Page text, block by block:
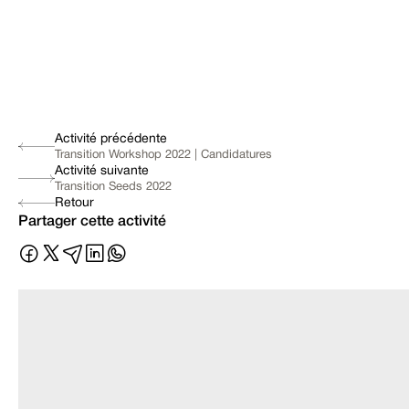
Activité précédente
Transition Workshop 2022 | Candidatures
Activité suivante
Transition Seeds 2022
Retour
Partager cette activité